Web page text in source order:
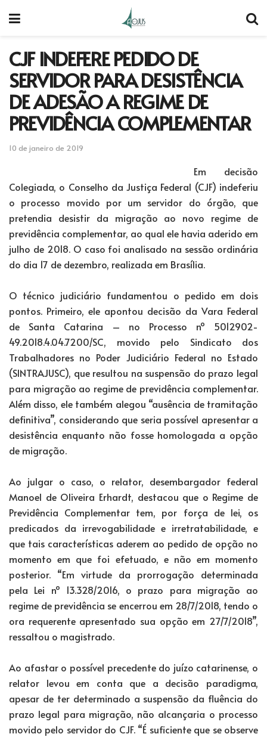
CJF INDEFERE PEDIDO DE
SERVIDOR PARA DESISTÊNCIA
DE ADESÃO A REGIME DE
PREVIDÊNCIA COMPLEMENTAR
10 de janeiro de 2019
Em decisão
Colegiada, o Conselho da Justiça Federal (CJF) indeferiu
o processo movido por um servidor do órgão, que
pretendia desistir da migração ao novo regime de
previdência complementar, ao qual ele havia aderido em
julho de 2018. O caso foi analisado na sessão ordinária
do dia 17 de dezembro, realizada em Brasília.
O técnico judiciário fundamentou o pedido em dois
pontos. Primeiro, ele apontou decisão da Vara Federal
de Santa Catarina – no Processo nº 5012902-
49.2018.4.04.7200/SC, movido pelo Sindicato dos
Trabalhadores no Poder Judiciário Federal no Estado
(SINTRAJUSC), que resultou na suspensão do prazo legal
para migração ao regime de previdência complementar.
Além disso, ele também alegou “ausência de tramitação
definitiva”, considerando que seria possível apresentar a
desistência enquanto não fosse homologada a opção
de migração.
Ao julgar o caso, o relator, desembargador federal
Manoel de Oliveira Erhardt, destacou que o Regime de
Previdência Complementar tem, por força de lei, os
predicados da irrevogabilidade e irretratabilidade, e
que tais características aderem ao pedido de opção no
momento em que foi efetuado, e não em momento
posterior. “Em virtude da prorrogação determinada
pela Lei nº 13.328/2016, o prazo para migração ao
regime de previdência se encerrou em 28/7/2018, tendo o
ora requerente apresentado sua opção em 27/7/2018”,
ressaltou o magistrado.
Ao afastar o possível precedente do juízo catarinense, o
relator levou em conta que a decisão paradigma,
apesar de ter determinado a suspensão da fluência do
prazo legal para migração, não alcançaria o processo
movido pelo servidor do CJF. “É suficiente que se observe